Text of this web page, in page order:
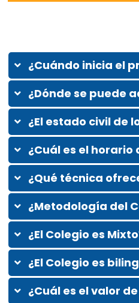
¿Cuándo inicia el
¿Dónde se puede
¿El estado civil de
¿Cuál es el horario
¿Qué técnica
¿Metodología del
¿El Colegio es
¿El Colegio es
¿Cuál es el valor